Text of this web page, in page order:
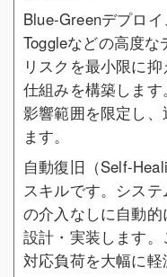
Blue-Greenデプロ
Toggleなどの高度な
リスクを最小限に
仕組みを構築しま
影響範囲を限定し
ます。
自動復旧（Self-
スキルです。シス
の介入なしに自動
設計・実装します
対応負荷を大幅に軽